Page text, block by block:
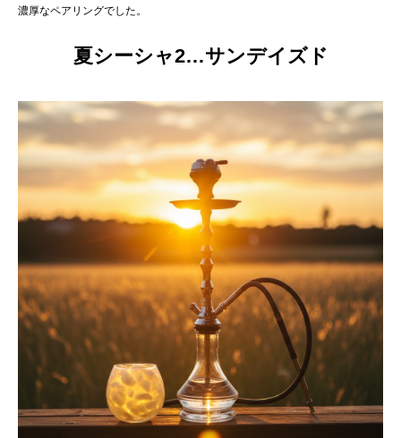
濃厚なペアリングでした。
夏シーシャ2…サンデイズド